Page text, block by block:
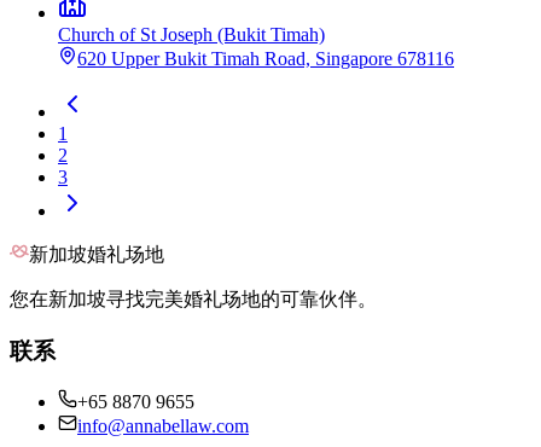
Church of St Joseph (Bukit Timah)
620 Upper Bukit Timah Road, Singapore 678116
1
2
3
新加坡婚礼场地
您在新加坡寻找完美婚礼场地的可靠伙伴。
联系
+65 8870 9655
info@annabellaw.com